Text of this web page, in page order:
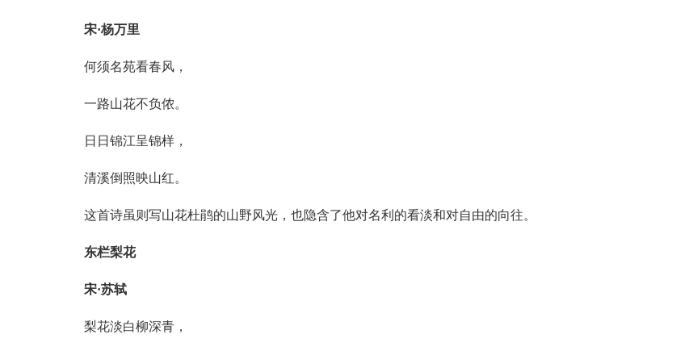
宋·杨万里
何须名苑看春风，
一路山花不负侬。
日日锦江呈锦样，
清溪倒照映山红。
这首诗虽则写山花杜鹃的山野风光，也隐含了他对名利的看淡和对自由的向往。
东栏梨花
宋·苏轼
梨花淡白柳深青，